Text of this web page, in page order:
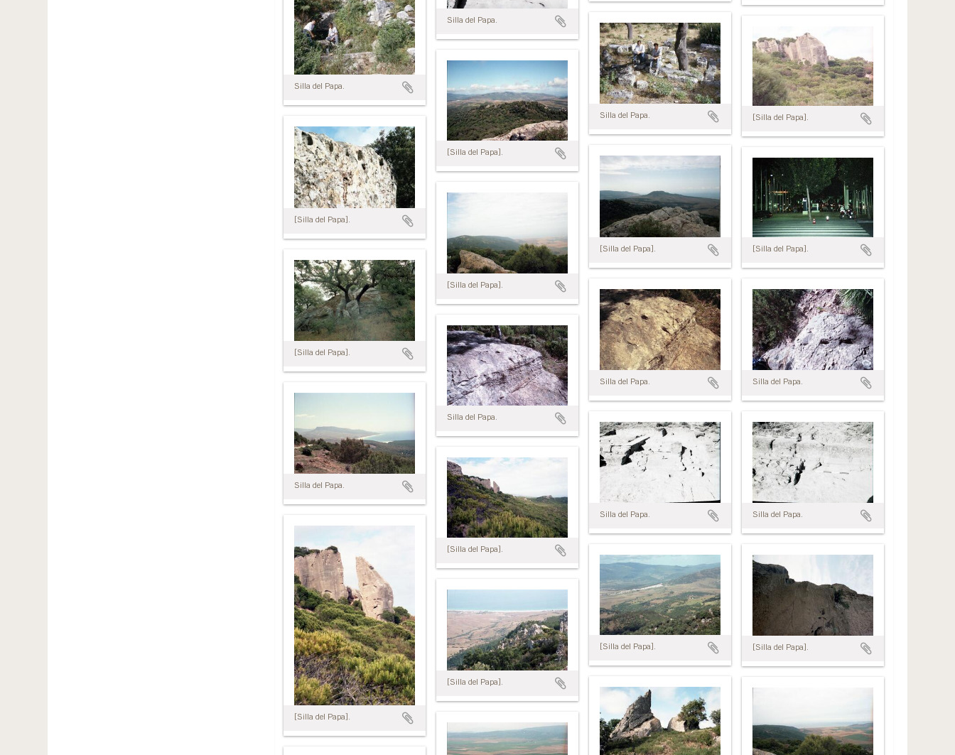
Silla del Papa.
Silla del Papa.
Silla del Papa. [Silla del Papa].
[Silla del Papa].
[Silla del Papa].
[Silla del Papa]. [Silla del Papa].
[Silla del Papa].
[Silla del Papa].
Silla del Papa.
Silla del Papa.
Silla del Papa.
Silla del Papa.
Silla del Papa.
Silla del Papa.
[Silla del Papa].
[Silla del Papa].
[Silla del Papa].
[Silla del Papa].
[Silla del Papa].